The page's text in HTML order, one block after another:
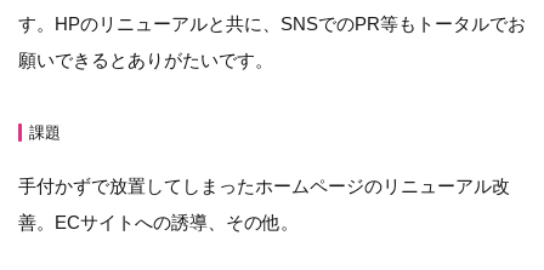
す。HPのリニューアルと共に、SNSでのPR等もトータルでお
願いできるとありがたいです。
課題
手付かずで放置してしまったホームページのリニューアル改
善。ECサイトへの誘導、その他。